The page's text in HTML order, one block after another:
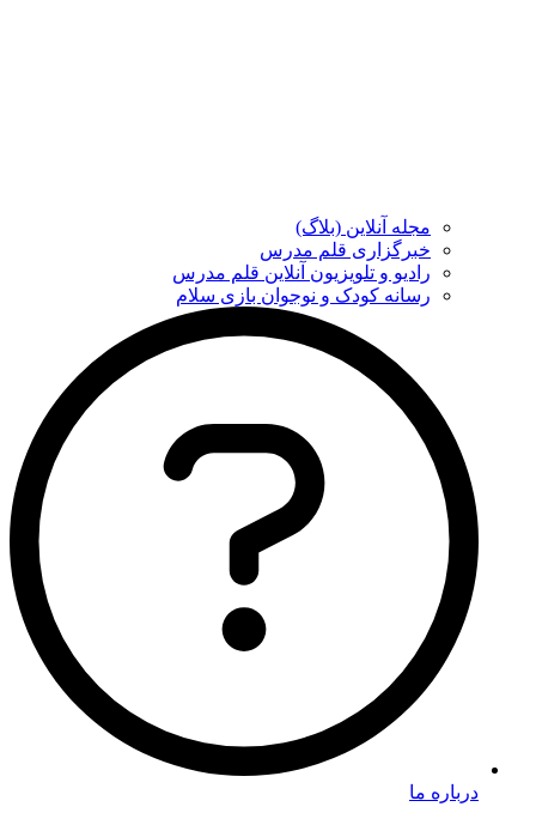
مجله آنلاین (بلاگ)
خبرگزاری قلم مدرس
رادیو و تلویزیون آنلاین قلم مدرس
رسانه کودک و نوجوان بازی سلام
درباره ما